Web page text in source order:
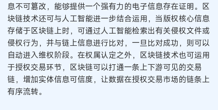
息不可篡改，能够提供一个强有力的电子信息存在证明。区
块链技术还可与人工智能进一步结合运用，当版权核心信息
存储于区块链上时，可通过人工智能检索出有关侵权文件或
侵权行为，并与链上信息进行比对，一旦比对成功，则可以
自动进入维权阶段。在权属认定之外，区块链技术也可运用
于授权交易环节，区块链可以打通一条上下游可见的交易
链，增加实体信息可信度，让数据在授权交易市场的链条上
有序流转。